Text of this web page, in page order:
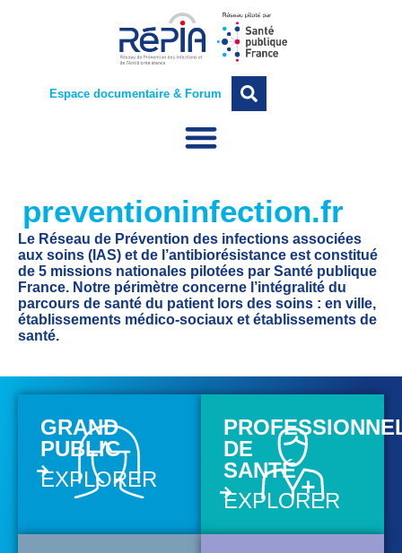
Espace documentaire & Forum
preventioninfection.fr
Le Réseau de Prévention des infections associées
aux soins (IAS) et de l’antibiorésistance est constitué
de 5 missions nationales pilotées par Santé publique
France. Notre périmètre concerne l’intégralité du
parcours de santé du patient lors des soins : en ville,
établissements médico-sociaux et établissements de
santé.
GRAND
PUBLIC
EXPLORER
DE
SANTÉ
EXPLORER